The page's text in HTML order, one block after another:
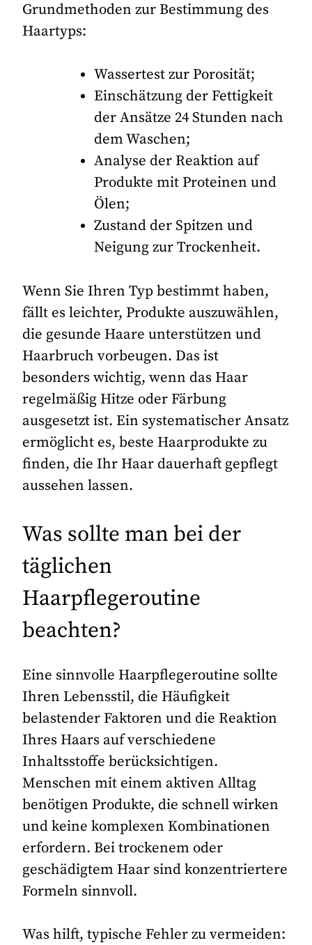
Grundmethoden zur Bestimmung des
Haartyps:
Wassertest zur Porosität;
Einschätzung der Fettigkeit
der Ansätze 24 Stunden nach
dem Waschen;
Analyse der Reaktion auf
Produkte mit Proteinen und
Ölen;
Zustand der Spitzen und
Neigung zur Trockenheit.
Wenn Sie Ihren Typ bestimmt haben,
fällt es leichter, Produkte auszuwählen,
die gesunde Haare unterstützen und
Haarbruch vorbeugen. Das ist
besonders wichtig, wenn das Haar
regelmäßig Hitze oder Färbung
ausgesetzt ist. Ein systematischer Ansatz
ermöglicht es, beste Haarprodukte zu
finden, die Ihr Haar dauerhaft gepflegt
aussehen lassen.
Was sollte man bei der
täglichen
Haarpflegeroutine
beachten?
Eine sinnvolle Haarpflegeroutine sollte
Ihren Lebensstil, die Häufigkeit
belastender Faktoren und die Reaktion
Ihres Haars auf verschiedene
Inhaltsstoffe berücksichtigen.
Menschen mit einem aktiven Alltag
benötigen Produkte, die schnell wirken
und keine komplexen Kombinationen
erfordern. Bei trockenem oder
geschädigtem Haar sind konzentriertere
Formeln sinnvoll.
Was hilft, typische Fehler zu vermeiden: